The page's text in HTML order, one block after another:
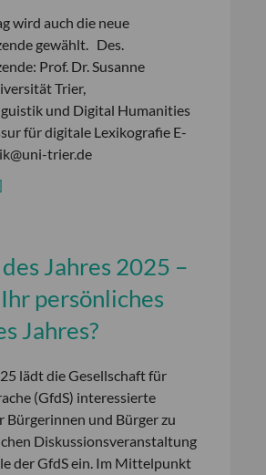
wird auch die neue
gewählt. Des.
Prof. Dr. Susanne
Trier,
und Digital Humanities
für digitale Lexikografie E-
trier.de
Jahres 2025 –
persönliches
Jahres?
lädt die Gesellschaft für
(GfdS) interessierte
Bürgerinnen und Bürger zu
Diskussionsveranstaltung
der GfdS ein. Im Mittelpunkt